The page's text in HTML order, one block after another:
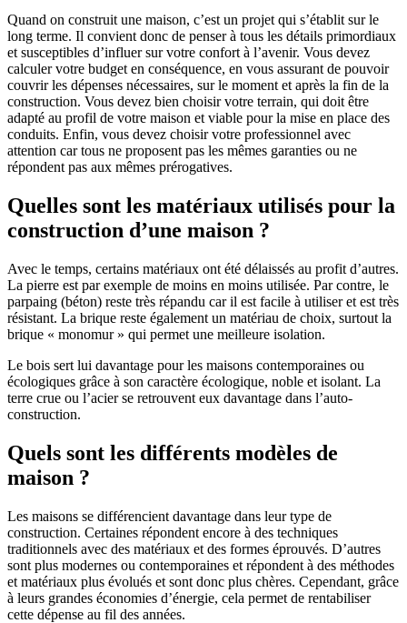
Quand on construit une maison, c’est un projet qui s’établit sur le
long terme. Il convient donc de penser à tous les détails primordiaux
et susceptibles d’influer sur votre confort à l’avenir. Vous devez
calculer votre budget en conséquence, en vous assurant de pouvoir
couvrir les dépenses nécessaires, sur le moment et après la fin de la
construction. Vous devez bien choisir votre terrain, qui doit être
adapté au profil de votre maison et viable pour la mise en place des
conduits. Enfin, vous devez choisir votre professionnel avec
attention car tous ne proposent pas les mêmes garanties ou ne
répondent pas aux mêmes prérogatives.
Quelles sont les matériaux utilisés pour la
construction d’une maison ?
Avec le temps, certains matériaux ont été délaissés au profit d’autres.
La pierre est par exemple de moins en moins utilisée. Par contre, le
parpaing (béton) reste très répandu car il est facile à utiliser et est très
résistant. La brique reste également un matériau de choix, surtout la
brique « monomur » qui permet une meilleure isolation.
Le bois sert lui davantage pour les maisons contemporaines ou
écologiques grâce à son caractère écologique, noble et isolant. La
terre crue ou l’acier se retrouvent eux davantage dans l’auto-
construction.
Quels sont les différents modèles de
maison ?
Les maisons se différencient davantage dans leur type de
construction. Certaines répondent encore à des techniques
traditionnels avec des matériaux et des formes éprouvés. D’autres
sont plus modernes ou contemporaines et répondent à des méthodes
et matériaux plus évolués et sont donc plus chères. Cependant, grâce
à leurs grandes économies d’énergie, cela permet de rentabiliser
cette dépense au fil des années.